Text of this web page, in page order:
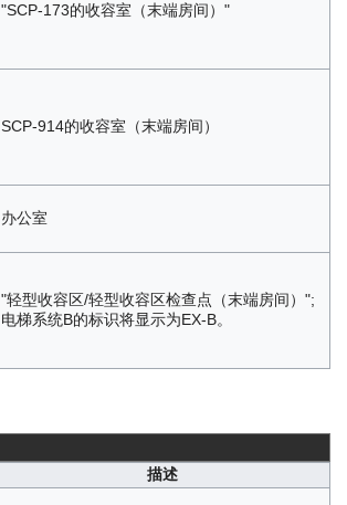
"SCP-173的收容室（末端房间）"
SCP-914的收容室（末端房间）
办公室
"轻型收容区/轻型收容区检查点（末端房间）";
电梯系统B的标识将显示为EX-B。
描述